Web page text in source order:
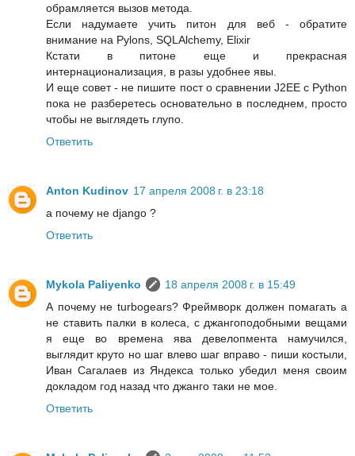
обрамляется вызов метода.
Если надумаете учить питон для веб - обратите
внимание на Pylons, SQLAlchemy, Elixir
Кстати в питоне еще и прекрасная
интернационализация, в разы удобнее явы.
И еще совет - не пишите пост о сравнении J2EE c Python
пока не разберетесь основательно в последнем, просто
чтобы не выглядеть глупо.
Ответить
Anton Kudinov 17 апреля 2008 г. в 23:18
а почему не django ?
Ответить
Mykola Paliyenko
18 апреля 2008 г. в 15:49
А почему не turbogears? Фреймворк должен помагать а
не ставить палки в колеса, с джангоподобными вещами
я еще во времена ява девелопмента намучился,
выглядит круто но шаг влево шаг вправо - пиши костыли,
Иван Сагалаев из Яндекса только убедил меня своим
докладом год назад что джанго таки не мое.
Ответить